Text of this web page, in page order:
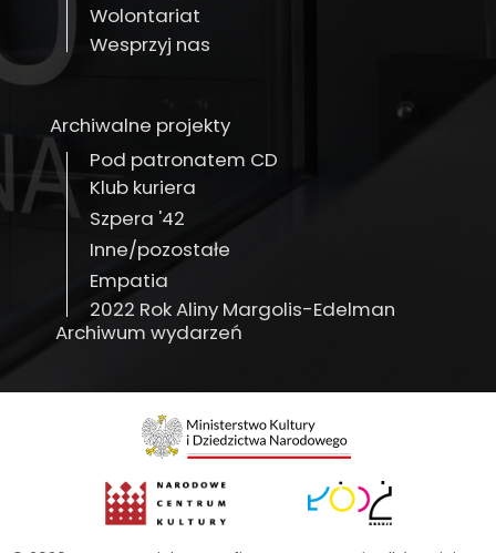
Wolontariat
Wesprzyj nas
Archiwalne projekty
Pod patronatem CD
Klub kuriera
Szpera '42
Inne/pozostałe
Empatia
2022 Rok Aliny Margolis-Edelman
Archiwum wydarzeń